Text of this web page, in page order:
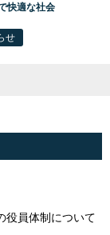
快適な社会
せ
役員体制について